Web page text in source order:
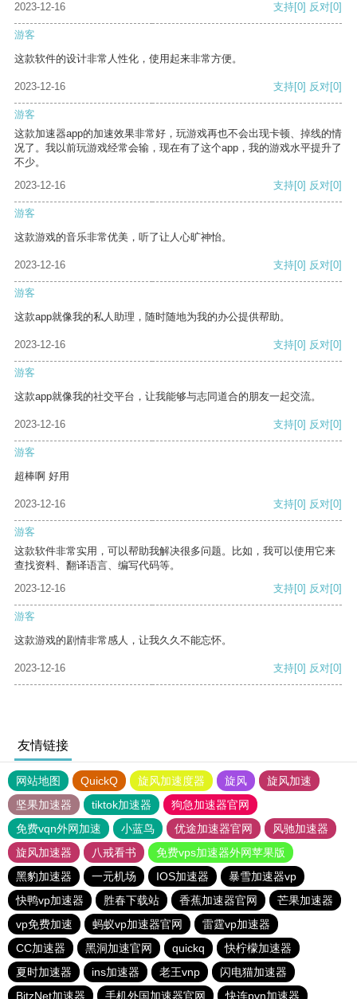
2023-12-16
支持[0] 反对[0]
游客
这款软件的设计非常人性化，使用起来非常方便。
2023-12-16 支持[0] 反对[0]
游客
这款加速器app的加速效果非常好，玩游戏再也不会出现卡顿、掉线的情
况了。我以前玩游戏经常会输，现在有了这个app，我的游戏水平提升了
不少。
2023-12-16
支持[0] 反对[0]
游客
这款游戏的音乐非常优美，听了让人心旷神怡。
2023-12-16 支持[0] 反对[0]
游客
这款app就像我的私人助理，随时随地为我的办公提供帮助。
2023-12-16 支持[0] 反对[0]
游客
这款app就像我的社交平台，让我能够与志同道合的朋友一起交流。
2023-12-16 支持[0] 反对[0]
游客
超棒啊 好用
2023-12-16 支持[0] 反对[0]
游客
这款软件非常实用，可以帮助我解决很多问题。比如，我可以使用它来
查找资料、翻译语言、编写代码等。
2023-12-16
支持[0] 反对[0]
游客
这款游戏的剧情非常感人，让我久久不能忘怀。
2023-12-16 支持[0] 反对[0]
友情链接
网站地图 QuickQ 旋风加速度器 旋风
旋风加速
坚果加速器
tiktok加速器
狗急加速器官网
免费vqn外网加速
小蓝鸟 优途加速器官网
风驰加速器
旋风加速器
八戒看书
免费vps加速器外网苹果版
黑豹加速器
一元机场 IOS加速器
暴雪加速器vp
快鸭vp加速器
胜春下载站 香蕉加速器官网
芒果加速器
vp免费加速
蚂蚁vp加速器官网
雷霆vp加速器
CC加速器
黑洞加速官网 quickq
快柠檬加速器
夏时加速器
ins加速器 老王vnp
闪电猫加速器
BitzNet加速器
手机外国加速器官网 快连pvn加速器